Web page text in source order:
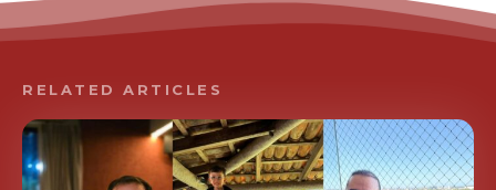
RELATED ARTICLES